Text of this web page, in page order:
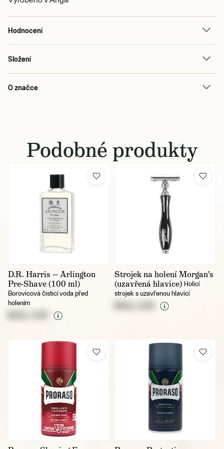
Hodnocení
Složení
O značce
Podobné produkty
D.R. Harris — Arlington
Pre-Shave (100 ml)
Borovicová čisticí voda před
holením
Strojek na holení Morgan's
(uzavřená hlavice) Holicí
strojek s uzavřenou hlavicí